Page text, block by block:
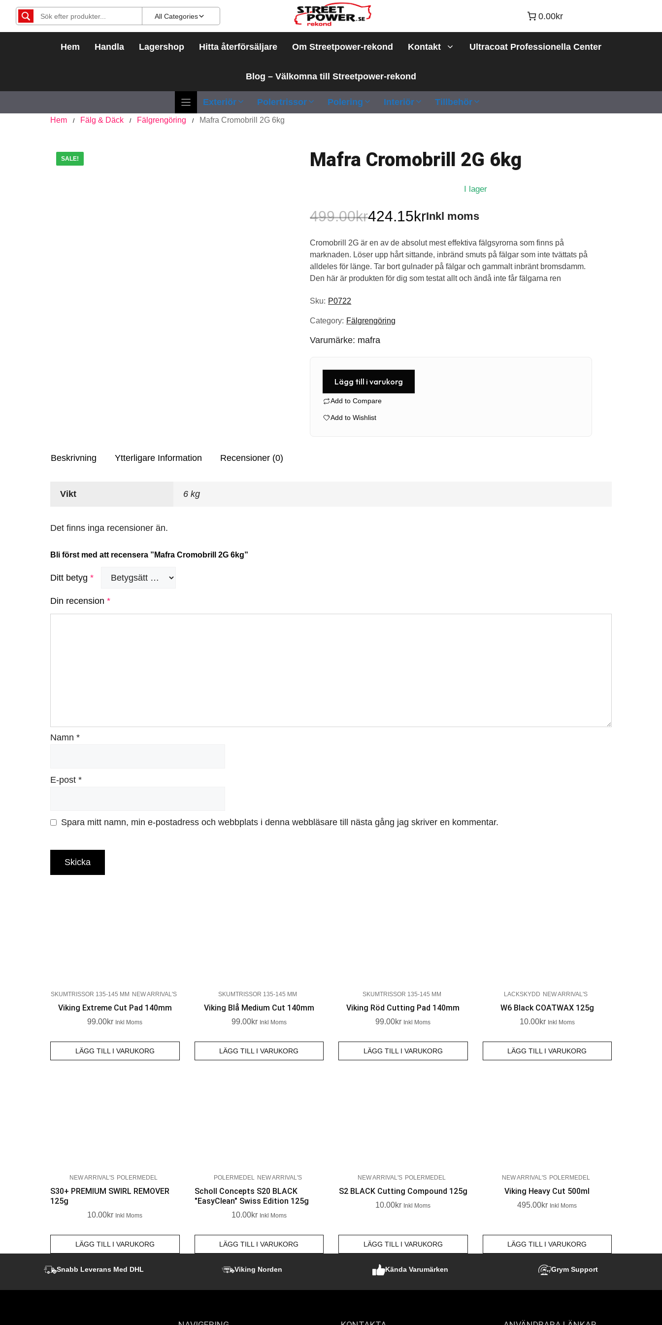
Hoppa
innehåll
All Categories 0.00kr
Hem Handla Lagershop Hitta återförsäljare Om Streetpower-rekond Kontakt Ultracoat Professionella Center
Blog – Välkomna till Streetpower-rekond
Exteriör Polertrissor Polering Interiör Tillbehör
Hem / Fälg & Däck / Fälgrengöring / Mafra Cromobrill 2G 6kg
SALE! Mafra Cromobrill 2G 6kg
I lager
499.00kr
Det
ursprungliga
priset
424.15kr
Det
nuvarande
priset
Inkl moms
Cromobrill 2G är en av de absolut mest effektiva fälgsyrorna som finns på
marknaden. Löser upp hårt sittande, inbränd smuts på fälgar som inte tvättats på
alldeles för länge. Tar bort gulnader på fälgar och gammalt inbränt bromsdamm.
Den här är produkten för dig som testat allt och ändå inte får fälgarna ren
Sku: P0722
Category: Fälgrengöring
Varumärke: mafra
Lägg till i varukorg
Add to Compare
Add to Wishlist
Beskrivning Ytterligare Information Recensioner (0)
Vikt 6 kg
Det finns inga recensioner än.
Bli först med att recensera ”Mafra Cromobrill 2G 6kg”
Ditt betyg *
Din recension *
Namn *
E-post *
Spara mitt namn, min e-postadress och webbplats i denna webbläsare till nästa gång jag skriver en kommentar.
SKUMTRISSOR 135-145 MM NEW ARRIVAL'S
Viking Extreme Cut Pad 140mm
99.00Kr Inkl Moms
LÄGG TILL I VARUKORG
SKUMTRISSOR 135-145 MM
Viking Blå Medium Cut 140mm
99.00Kr Inkl Moms
LÄGG TILL I VARUKORG
SKUMTRISSOR 135-145 MM
Viking Röd Cutting Pad 140mm
99.00Kr Inkl Moms
LÄGG TILL I VARUKORG
LACKSKYDD NEW ARRIVAL'S
W6 Black COATWAX 125g
10.00Kr Inkl Moms
LÄGG TILL I VARUKORG
NEW ARRIVAL'S POLERMEDEL
S30+ PREMIUM SWIRL REMOVER
125g
10.00Kr Inkl Moms
LÄGG TILL I VARUKORG
POLERMEDEL NEW ARRIVAL'S
Scholl Concepts S20 BLACK
"EasyClean" Swiss Edition 125g
10.00Kr Inkl Moms
LÄGG TILL I VARUKORG
NEW ARRIVAL'S POLERMEDEL
S2 BLACK Cutting Compound 125g
10.00Kr Inkl Moms
LÄGG TILL I VARUKORG
NEW ARRIVAL'S POLERMEDEL
Viking Heavy Cut 500ml
495.00Kr Inkl Moms
LÄGG TILL I VARUKORG
Snabb Leverans Med DHL Viking Norden Kända Varumärken Grym Support